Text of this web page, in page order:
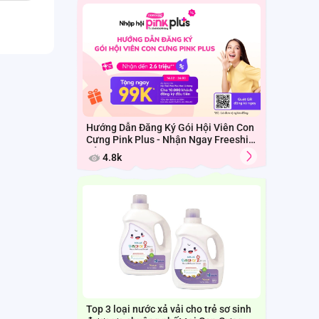
Hướng Dẫn Đăng Ký Gói Hội Viên Con
Cưng Pink Plus - Nhận Ngay Freeship
Cả Tháng
4.8k
Top 3 loại nước xả vải cho trẻ sơ sinh